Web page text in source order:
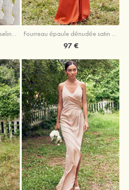
Robe trapèze col en v mousseline ras du sol robe de demoiselle d'honneur Fourreau épaule dénudée satin extensible ras du sol robe de demoiselle d'honneur
97 €